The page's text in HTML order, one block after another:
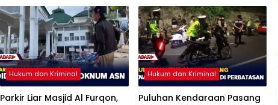
Hukum dan Kriminal
Parkir Liar Masjid Al Furqon,
Hukum dan Kriminal
Puluhan Kendaraan Pasang